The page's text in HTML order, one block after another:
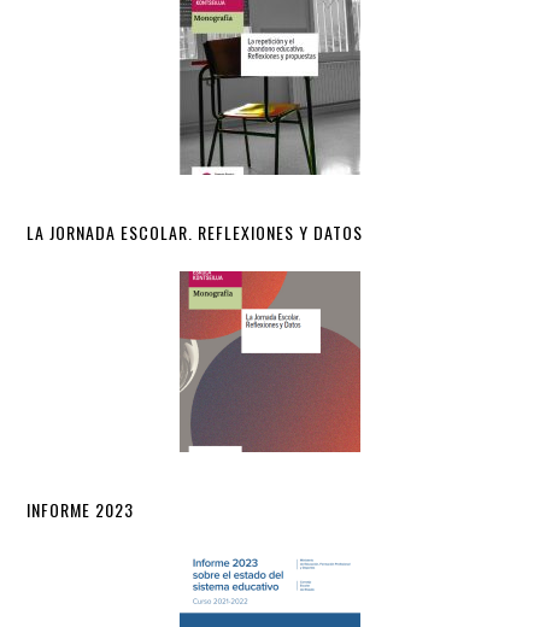
LA JORNADA ESCOLAR. REFLEXIONES Y DATOS
INFORME 2023